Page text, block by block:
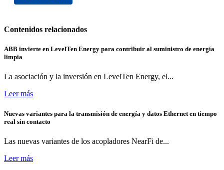
Contenidos relacionados
ABB invierte en LevelTen Energy para contribuir al suministro de energía
limpia
La asociación y la inversión en LevelTen Energy, el...
Leer más
Nuevas variantes para la transmisión de energía y datos Ethernet en tiempo
real sin contacto
Las nuevas variantes de los acopladores NearFi de...
Leer más